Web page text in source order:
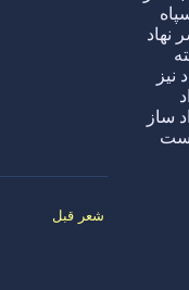
نهاد
ساز
شعر قبل